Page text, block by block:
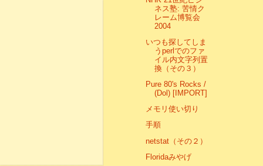
ネス塾: 苦情ク
レーム博覧会
2004
いつも探してしま
うperlでのファ
イル内文字列置
換（その３）
Pure 80's Rocks /
(Dol) [IMPORT]
メモリ使い切り
手順
netstat（その２）
Floridaみやげ